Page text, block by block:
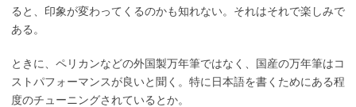
ると、印象が変わってくるのかも知れない。それはそれで楽しみで
ある。
ときに、ペリカンなどの外国製万年筆ではなく、国産の万年筆はコ
ストパフォーマンスが良いと聞く。特に日本語を書くためにある程
度のチューニングされているとか。